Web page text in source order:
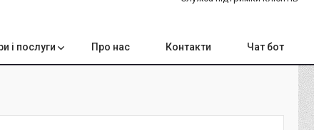
і послуги Про нас Контакти Чат бот